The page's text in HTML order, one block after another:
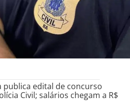
publica edital de concurso
Civil; salários chegam a R$